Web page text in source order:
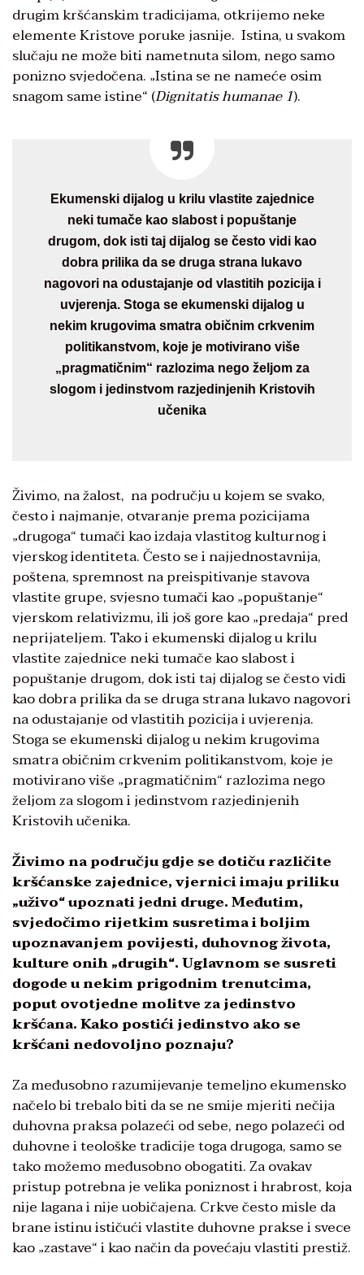
drugim kršćanskim tradicijama, otkrijemo neke
elemente Kristove poruke jasnije. Istina, u svakom
slučaju ne može biti nametnuta silom, nego samo
ponizno svjedočena. „Istina se ne nameće osim
snagom same istine“ (Dignitatis humanae 1).
Ekumenski dijalog u krilu vlastite zajednice
neki tumače kao slabost i popuštanje
drugom, dok isti taj dijalog se često vidi kao
dobra prilika da se druga strana lukavo
nagovori na odustajanje od vlastitih pozicija i
uvjerenja. Stoga se ekumenski dijalog u
nekim krugovima smatra običnim crkvenim
politikanstvom, koje je motivirano više
„pragmatičnim“ razlozima nego željom za
slogom i jedinstvom razjedinjenih Kristovih
učenika
Živimo, na žalost, na području u kojem se svako,
često i najmanje, otvaranje prema pozicijama
„drugoga“ tumači kao izdaja vlastitog kulturnog i
vjerskog identiteta. Često se i najjednostavnija,
poštena, spremnost na preispitivanje stavova
vlastite grupe, svjesno tumači kao „popuštanje“
vjerskom relativizmu, ili još gore kao „predaja“ pred
neprijateljem. Tako i ekumenski dijalog u krilu
vlastite zajednice neki tumače kao slabost i
popuštanje drugom, dok isti taj dijalog se često vidi
kao dobra prilika da se druga strana lukavo nagovori
na odustajanje od vlastitih pozicija i uvjerenja.
Stoga se ekumenski dijalog u nekim krugovima
smatra običnim crkvenim politikanstvom, koje je
motivirano više „pragmatičnim“ razlozima nego
željom za slogom i jedinstvom razjedinjenih
Kristovih učenika.
Živimo na području gdje se dotiču različite
kršćanske zajednice, vjernici imaju priliku
„uživo“ upoznati jedni druge. Međutim,
svjedočimo rijetkim susretima i boljim
upoznavanjem povijesti, duhovnog života,
kulture onih „drugih“. Uglavnom se susreti
dogode u nekim prigodnim trenutcima,
poput ovotjedne molitve za jedinstvo
kršćana. Kako postići jedinstvo ako se
kršćani nedovoljno poznaju?
Za međusobno razumijevanje temeljno ekumensko
načelo bi trebalo biti da se ne smije mjeriti nečija
duhovna praksa polazeći od sebe, nego polazeći od
duhovne i teološke tradicije toga drugoga, samo se
tako možemo međusobno obogatiti. Za ovakav
pristup potrebna je velika poniznost i hrabrost, koja
nije lagana i nije uobičajena. Crkve često misle da
brane istinu ističući vlastite duhovne prakse i svece
kao „zastave“ i kao način da povećaju vlastiti prestiž.